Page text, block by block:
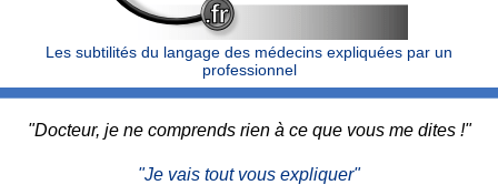
Les subtilités du langage des médecins expliquées par un
professionnel
"Docteur, je ne comprends rien à ce que vous me dites !"
"Je vais tout vous expliquer"